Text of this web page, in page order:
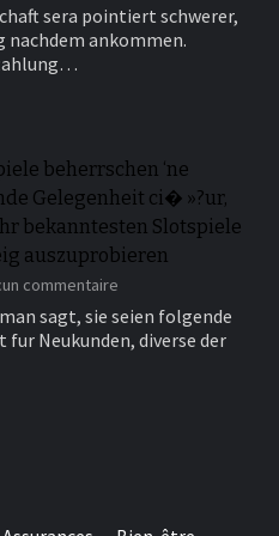
zuvor
Diese
Summe
ermoglicht
auszuwahlen,
unser
ihren
individuellen
Vorlieben
oder
entsprechen
sera pointiert schwerer,
nachdem ankommen.
beherrschen ‘ne
Gelegenheit ci� »?ur,
bekanntesten Slotspiele
auszuprobieren
commentaire
Die
12
Freispiele
sagt, sie seien folgende
Neukunden, diverse der